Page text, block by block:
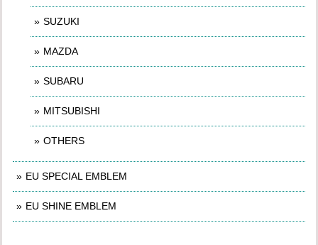
SUZUKI
MAZDA
SUBARU
MITSUBISHI
OTHERS
EU SPECIAL EMBLEM
EU SHINE EMBLEM